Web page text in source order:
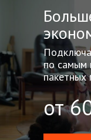
по самым
пакетных
от